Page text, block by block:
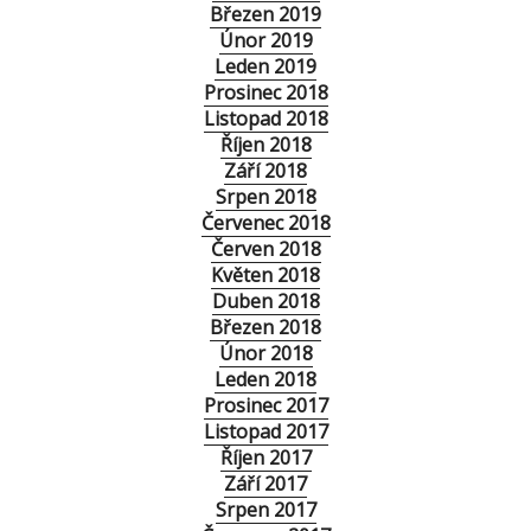
Březen 2019
Únor 2019
Leden 2019
Prosinec 2018
Listopad 2018
Říjen 2018
Září 2018
Srpen 2018
Červenec 2018
Červen 2018
Květen 2018
Duben 2018
Březen 2018
Únor 2018
Leden 2018
Prosinec 2017
Listopad 2017
Říjen 2017
Září 2017
Srpen 2017